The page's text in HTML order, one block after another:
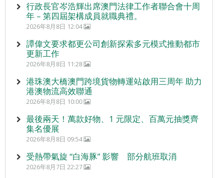
行政長官岑浩輝出席澳門法律工作者聯合會十周
年 – 第四屆架構成員就職典禮。
2026年8月8日 12:04
譚偉文要求都更公司創新探索多元模式推動都市
更新工作
2026年8月8日 11:28
港珠澳大橋澳門跨境貨物轉運站啟用三周年 助力
港澳物流高效聯通
2026年8月8日 10:00
最後兩天！萬款好物、1 元限定、百萬元抽獎齊
集名優展
2026年8月8日 09:54
受熱帶氣旋 “白海豚” 影響 部分航班取消
2026年8月7日 22:27